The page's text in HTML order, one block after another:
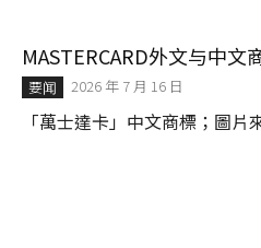
心基础建设。对企业而言，现
定义未来市场」，以及如何提
MASTERCARD外文与中文
要闻 2026 年 7 月 16 日
「萬士達卡」中文商標；圖